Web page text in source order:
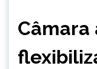
NOTÍCIAS
Câmara